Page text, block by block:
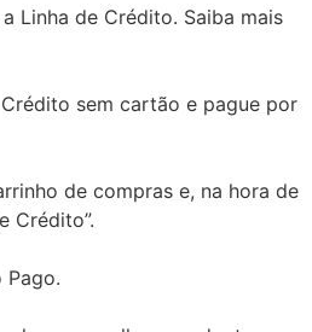
Linha de Crédito. Saiba mais
sem cartão e pague por
de compras e, na hora de
Crédito”.
Pago.